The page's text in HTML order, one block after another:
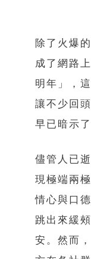
除了火爆
成了網路
明年」，
讓不少回
早已暗示
儘管人已
現極端兩
情心與口
跳出來緩
安。然而